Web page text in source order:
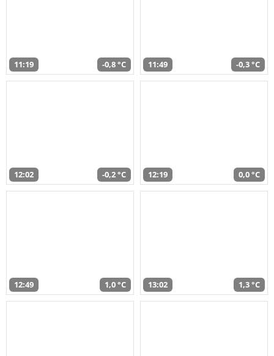
11:19 -0,8 °C 11:49 -0,3 °C
12:02 -0,2 °C 12:19 0,0 °C
12:49 1,0 °C 13:02 1,3 °C